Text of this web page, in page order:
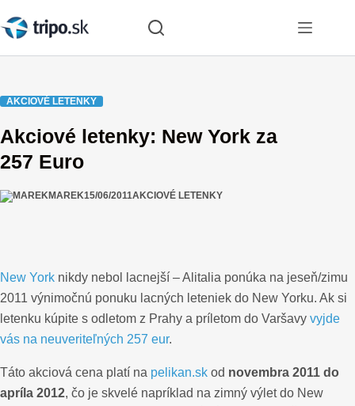
to
AKCIOVÉ LETENKY
Akciové letenky: New York za
257 Euro
MAREK15/06/2011AKCIOVÉ LETENKY
New York nikdy nebol lacnejší – Alitalia ponúka na jeseň/zimu
2011 výnimočnú ponuku lacných leteniek do New Yorku. Ak si
letenku kúpite s odletom z Prahy a príletom do Varšavy vyjde
vás na neuveriteľných 257 eur.
Táto akciová cena platí na pelikan.sk od novembra 2011 do
apríla 2012, čo je skvelé napríklad na zimný výlet do New